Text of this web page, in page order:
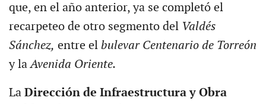
que, en el año anterior, ya se completó el
recarpeteo de otro segmento del Valdés
Sánchez, entre el bulevar Centenario de Torreón
y laAvenida Oriente.
La Dirección de Infraestructura y Obra